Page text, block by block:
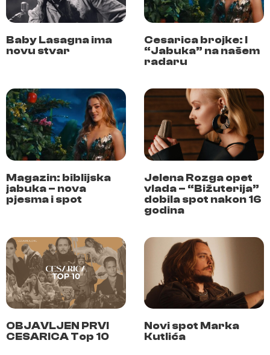
Baby Lasagna ima
novu stvar
Cesarica brojke: I
“Jabuka” na našem
radaru
Magazin: biblijska
jabuka – nova
pjesma i spot
Jelena Rozga opet
vlada – “Bižuterija”
dobila spot nakon 16
godina
OBJAVLJEN PRVI
CESARICA Top 10
Novi spot Marka
Kutlića